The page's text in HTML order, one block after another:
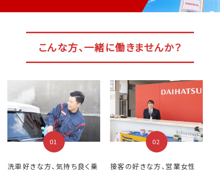
こんな方、一緒に働きませんか？
01
洗車好きな方、気持ち良く乗
02
接客の好きな方、営業女性